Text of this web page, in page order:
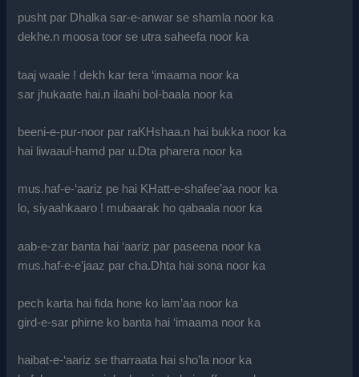
pusht par Dhalka sar-e-anwar se shamla noor ka
dekhe.n moosa toor se utra saheefa noor ka
taaj waale ! dekh kar tera ‘imaama noor ka
sar jhukaate hai.n ilaahi bol-baala noor ka
beeni-e-pur-noor par raKHshaa.n hai bukka noor ka
hai liwaaul-hamd par u.Dta pharera noor ka
mus.haf-e-‘aariz pe hai KHatt-e-shafee’aa noor ka
lo, siyaahkaaro ! mubaarak ho qabaala noor ka
aab-e-zar banta hai ‘aariz par paseena noor ka
mus.haf-e-e’jaaz par cha.Dhta hai sona noor ka
pech karta hai fida hone ko lam’aa noor ka
gird-e-sar phirne ko banta hai ‘imaama noor ka
haibat-e-‘aariz se tharraata hai sho’la noor ka